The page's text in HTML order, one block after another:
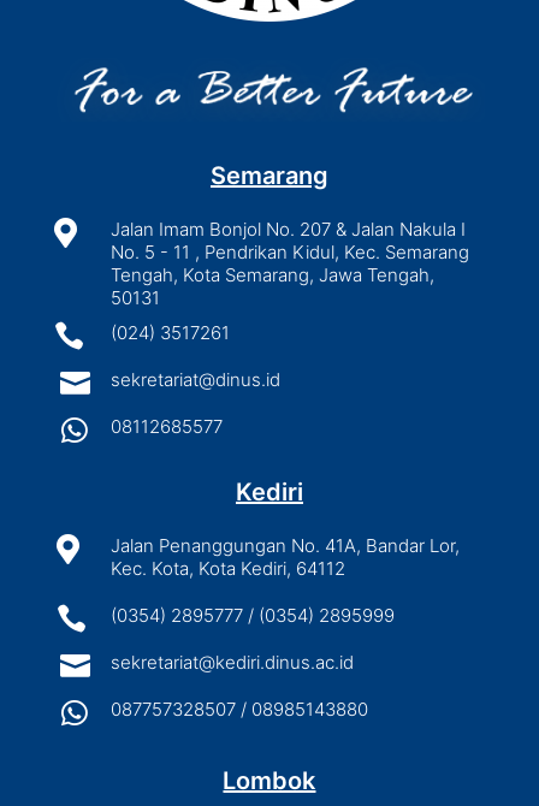
Semarang

Jalan Imam Bonjol No. 207 & Jalan Nakula I
No. 5 - 11 , Pendrikan Kidul, Kec. Semarang
Tengah, Kota Semarang, Jawa Tengah,
50131
 (024) 3517261
 sekretariat@dinus.id
 08112685577
Kediri

Jalan Penanggungan No. 41A, Bandar Lor,
Kec. Kota, Kota Kediri, 64112
 (0354) 2895777 / (0354) 2895999
 sekretariat@kediri.dinus.ac.id
 087757328507 / 08985143880
Lombok